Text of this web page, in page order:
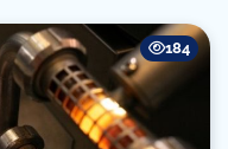
184